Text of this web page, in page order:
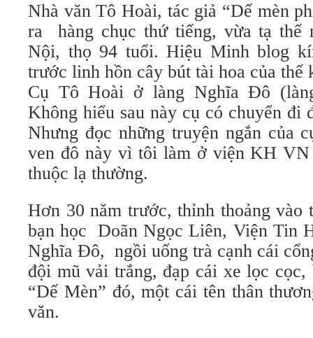
Nhà văn Tô Hoài, tác giả “Dế mèn
ra hàng chục thứ tiếng, vừa tạ thế
Nội, thọ 94 tuổi. Hiệu Minh blog
trước linh hồn cây bút tài hoa của thế
Cụ Tô Hoài ở làng Nghĩa Đô
Không hiểu sau này cụ có chuyển đi
Nhưng đọc những truyện ngắn của
ven đô này vì tôi làm ở viện KH VN
thuộc lạ thường.
Hơn 30 năm trước, thỉnh thoảng vào
bạn học Doãn Ngọc Liên, Viện Tin
Nghĩa Đô, ngồi uống trà cạnh cái
đội mũ vải trắng, đạp cái xe lọc cọc,
“Dế Mèn” đó, một cái tên thân
văn.